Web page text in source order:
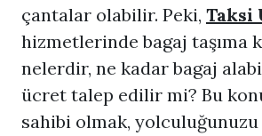
çantalar olabilir. Peki, Taksi
hizmetlerinde bagaj taşıma
nelerdir, ne kadar bagaj
ücret talep edilir mi? Bu
sahibi olmak, yolculuğunuzu